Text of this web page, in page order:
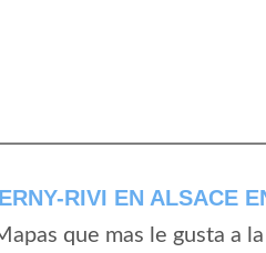
RIVI EN ALSACE
que mas le gusta a